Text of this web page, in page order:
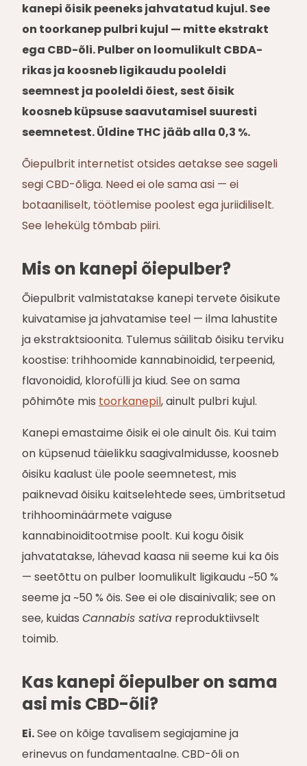
kanepi õisik peeneks jahvatatud kujul. See
on toorkanep pulbri kujul — mitte ekstrakt
ega CBD-õli. Pulber on loomulikult CBDA-
rikas ja koosneb ligikaudu pooleldi
seemnest ja pooleldi õiest, sest õisik
koosneb küpsuse saavutamisel suuresti
seemnetest. Üldine THC jääb alla 0,3 %.
Õiepulbrit internetist otsides aetakse see sageli
segi CBD-õliga. Need ei ole sama asi — ei
botaaniliselt, töötlemise poolest ega juriidiliselt.
See lehekülg tõmbab piiri.
Mis on kanepi õiepulber?
Õiepulbrit valmistatakse kanepi tervete õisikute
kuivatamise ja jahvatamise teel — ilma lahustite
ja ekstraktsioonita. Tulemus säilitab õisiku terviku
koostise: trihhoomide kannabinoidid, terpeenid,
flavonoidid, klorofülli ja kiud. See on sama
põhimõte mis toorkanepil, ainult pulbri kujul.
Kanepi emastaime õisik ei ole ainult õis. Kui taim
on küpsenud täielikku saagivalmidusse, koosneb
õisiku kaalust üle poole seemnetest, mis
paiknevad õisiku kaitselehtede sees, ümbritsetud
trihhoominäärmete vaiguse
kannabinoiditootmise poolt. Kui kogu õisik
jahvatatakse, lähevad kaasa nii seeme kui ka õis
— seetõttu on pulber loomulikult ligikaudu ~50 %
seeme ja ~50 % õis. See ei ole disainivalik; see on
see, kuidas Cannabis sativa reproduktiivselt
toimib.
Kas kanepi õiepulber on sama
asi mis CBD-õli?
Ei.See on kõige tavalisem segiajamine ja
erinevus on fundamentaalne. CBD-õli on